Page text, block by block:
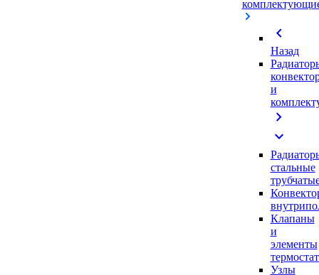
chevron_left
Назад
и
chevron_right
expand_more
стальные
Клапаны
и
элементы
Узлы